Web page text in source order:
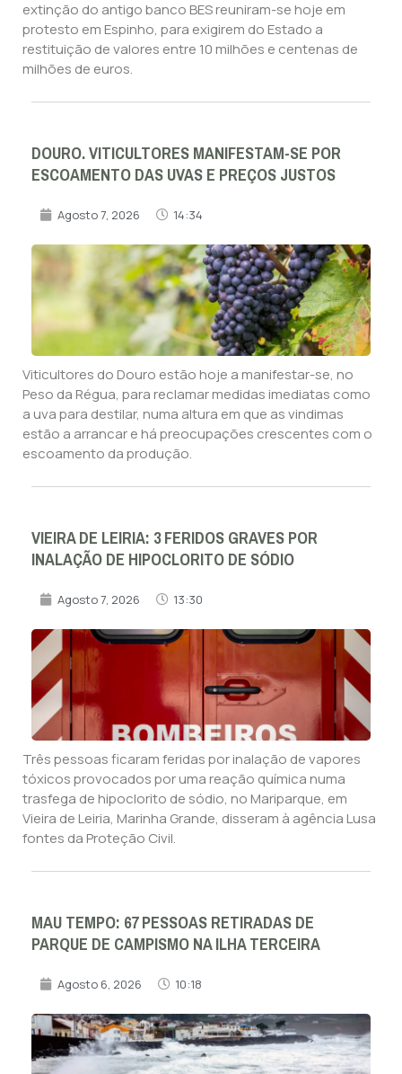
extinção do antigo banco BES reuniram-se hoje em
protesto em Espinho, para exigirem do Estado a
restituição de valores entre 10 milhões e centenas de
milhões de euros.
DOURO. VITICULTORES MANIFESTAM-SE POR
ESCOAMENTO DAS UVAS E PREÇOS JUSTOS
Agosto 7, 2026 14:34
Viticultores do Douro estão hoje a manifestar-se, no
Peso da Régua, para reclamar medidas imediatas como
a uva para destilar, numa altura em que as vindimas
estão a arrancar e há preocupações crescentes com o
escoamento da produção.
VIEIRA DE LEIRIA: 3 FERIDOS GRAVES POR
INALAÇÃO DE HIPOCLORITO DE SÓDIO
Agosto 7, 2026 13:30
Três pessoas ficaram feridas por inalação de vapores
tóxicos provocados por uma reação química numa
trasfega de hipoclorito de sódio, no Mariparque, em
Vieira de Leiria, Marinha Grande, disseram à agência Lusa
fontes da Proteção Civil.
MAU TEMPO: 67 PESSOAS RETIRADAS DE
PARQUE DE CAMPISMO NA ILHA TERCEIRA
Agosto 6, 2026 10:18